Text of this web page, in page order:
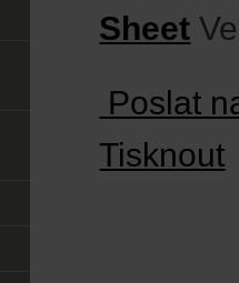
Sheet
Poslat
Tisknout